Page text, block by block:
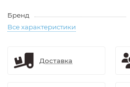
Бренд
Все характеристики
Доставка